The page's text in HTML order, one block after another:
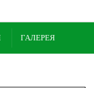
ГАЛЕРЕЯ